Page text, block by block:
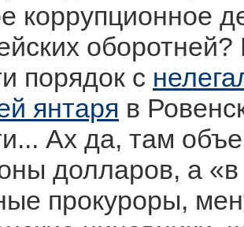
коррупционное
порядок с
янтаря в
Ах да, там
долларов, а «в
прокуроры,